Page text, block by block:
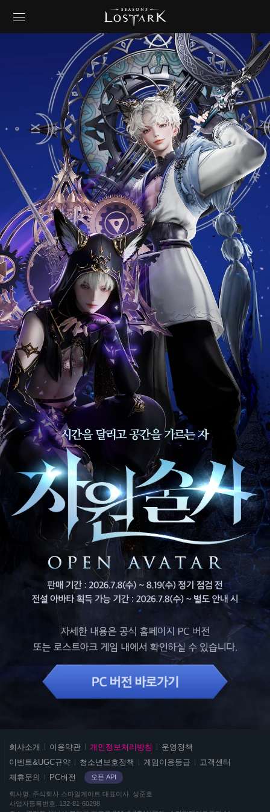
회사소개 이용약관 개인정보처리방침
운영정책
이벤트&UGC규약
청소년보호정책 게임이용등급
고객센터
제휴문의
PC버전 오픈 API
회사명 주식회사 스마일게이트 대표이사 성준호
사업자등록번호
132-81-60298